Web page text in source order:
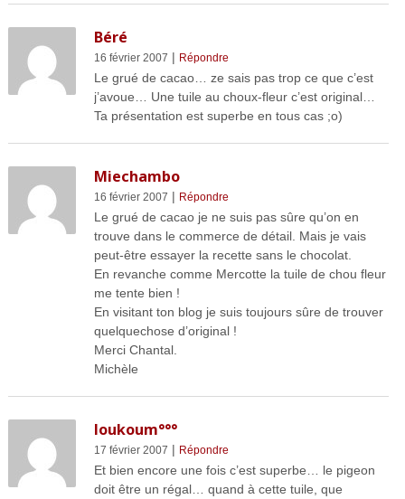
Béré
16 février 2007 | Répondre
Le grué de cacao… ze sais pas trop ce que c’est
j’avoue… Une tuile au choux-fleur c’est original…
Ta présentation est superbe en tous cas ;o)
Miechambo
16 février 2007 | Répondre
Le grué de cacao je ne suis pas sûre qu’on en
trouve dans le commerce de détail. Mais je vais
peut-être essayer la recette sans le chocolat.
En revanche comme Mercotte la tuile de chou fleur
me tente bien !
En visitant ton blog je suis toujours sûre de trouver
quelquechose d’original !
Merci Chantal.
Michèle
loukoum°°°
17 février 2007 | Répondre
Et bien encore une fois c’est superbe… le pigeon
doit être un régal… quand à cette tuile, que